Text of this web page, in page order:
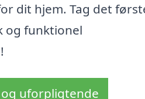
dit hjem. Tag det
og funktionel
uforpligtende